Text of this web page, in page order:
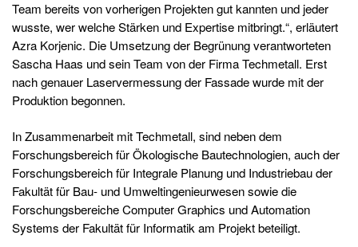
Team bereits von vorherigen Projekten gut kannten und jeder
wusste, wer welche Stärken und Expertise mitbringt.“, erläutert
Azra Korjenic. Die Umsetzung der Begrünung verantworteten
Sascha Haas und sein Team von der Firma Techmetall. Erst
nach genauer Laservermessung der Fassade wurde mit der
Produktion begonnen.
In Zusammenarbeit mit Techmetall, sind neben dem
Forschungsbereich für Ökologische Bautechnologien, auch der
Forschungsbereich für Integrale Planung und Industriebau der
Fakultät für Bau- und Umweltingenieurwesen sowie die
Forschungsbereiche Computer Graphics und Automation
Systems der Fakultät für Informatik am Projekt beteiligt.